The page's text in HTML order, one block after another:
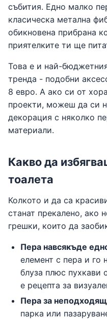
събития. Едно малко
класическа метална
обикновена прибрана
приятелките ти ще
Това е и най-
тренда - подобни
8 евро. А ако си от
проекти, можеш да си
декорация с няколко
материали.
Какво да
тоалета
Колкото и да са
станат прекалено, ако
грешки, които да
Пера навсякъде
елемент с пера и го
блуза плюс пухкави
е рецепта за
Пера за
парка или